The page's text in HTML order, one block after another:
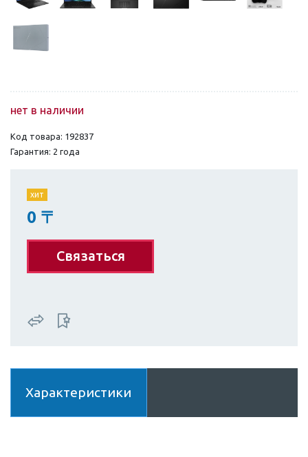
нет в наличии
Код товара: 192837
Гарантия: 2 года
хит
0 〒
Связаться
Характеристики